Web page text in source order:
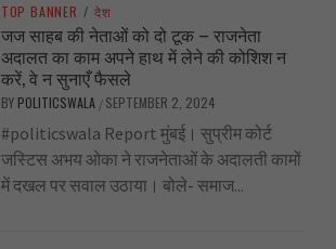
TOP BANNER / देश
जज साहब की नेताओं को दो टूक – राजनेता
अदालत का काम अपने हाथ में लेने की कोशिश न
करें, वे न सुनाएँ फैसले
BY POLITICSWALA / SEPTEMBER 2, 2024
#politicswala Report मुंबई। सुप्रीम कोर्ट
जस्टिस अभय ओका ने राजनेताओं के अदालती कामों
में दखल पर सवाल उठाया। बोले- समाज...